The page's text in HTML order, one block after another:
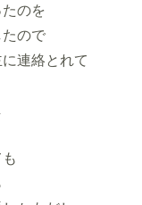
のを
ので
連絡とれて